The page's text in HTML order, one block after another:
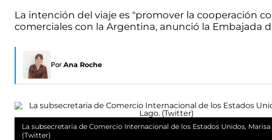
La intención del viaje es "promover la cooperación
comerciales con la Argentina, anunció la Embajada
Por Ana Roche
La subsecretaria de Comercio Internacional de los Estados Unidos, Marisa
(Twitter)